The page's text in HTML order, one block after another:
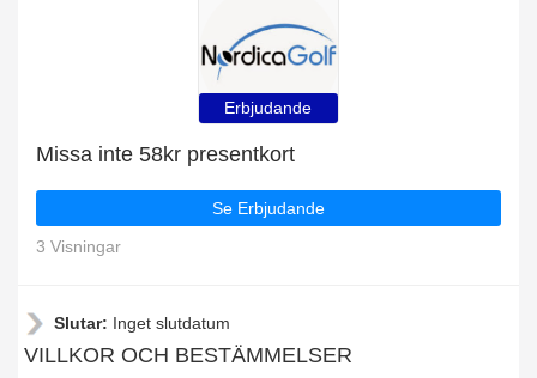
Erbjudande
Missa inte 58kr presentkort
Se Erbjudande
3 Visningar
Slutar: Inget slutdatum
VILLKOR OCH BESTÄMMELSER